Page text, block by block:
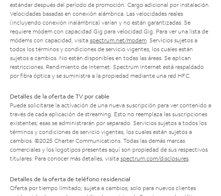
estándar después del período de promoción. Cargo adicional por instalación.
Velocidades basadas en conexión alámbrica. Las velocidades reales
(incluyendo conexión inalámbrica) varían y no están garantizadas. Se
requiere módem con capacidad Gig para velocidad Gig. Para ver una lista de
módems con capacidad, visita spectrum.net/modem . Servicios sujetos a
todos los términos y condiciones de servicio vigentes, los cuales están
sujetos a cambios. No están disponibles en todas las áreas. Se aplican
restricciones. Rendimiento de Internet: Spectrum Internet está respaldado
por fibra óptica y se suministra a la propiedad mediante una red HFC.
Detalles de la oferta de TV por cable
Puede solicitarse la activación de una nueva suscripción para ver contenido a
través de cada aplicación de streaming. Esto no reemplaza las suscripciones
existentes; esas se administrarán por separado. Servicios sujetos a todos los
términos y condiciones de servicio vigentes, los cuales están sujetos a
cambios. ©2025 Charter Communications. Todas las demás marcas
comerciales y los logotipos presentes aquí son propiedad de sus respectivos
titulares. Para conocer más detalles, visita spectrum.com/disclosures
Detalles de la oferta de teléfono residencial
Oferta por tiempo limitado; sujeta a cambios; solo para nuevos clientes